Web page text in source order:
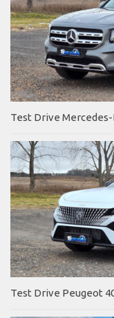
Test Drive
Test Drive Peugeot